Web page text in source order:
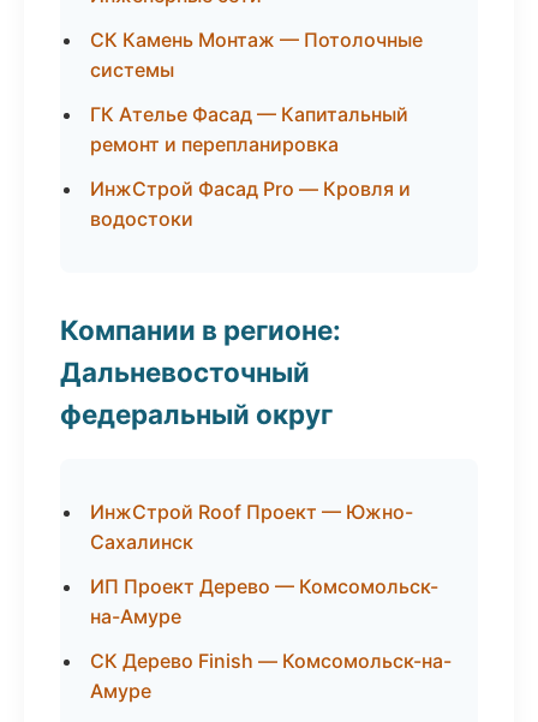
СК Камень Монтаж — Потолочные
системы
ГК Ателье Фасад — Капитальный
ремонт и перепланировка
ИнжСтрой Фасад Pro — Кровля и
водостоки
Компании в регионе:
Дальневосточный
федеральный округ
ИнжСтрой Roof Проект — Южно-
Сахалинск
ИП Проект Дерево — Комсомольск-
на-Амуре
СК Дерево Finish — Комсомольск-на-
Амуре